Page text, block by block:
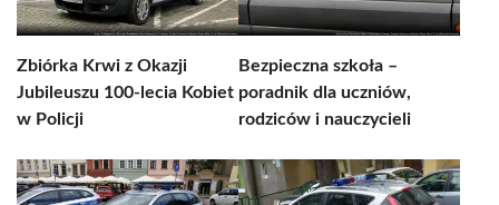
Zbiórka Krwi z Okazji
Jubileuszu 100-lecia Kobiet
w Policji
Bezpieczna szkoła –
poradnik dla uczniów,
rodziców i nauczycieli